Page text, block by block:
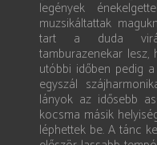
legények
muzsikáltattak
tart a duda
tamburazenekar
utóbbi időben pedig
egyszál
lányok az idősebb
kocsma másik
léphettek be. A tánc